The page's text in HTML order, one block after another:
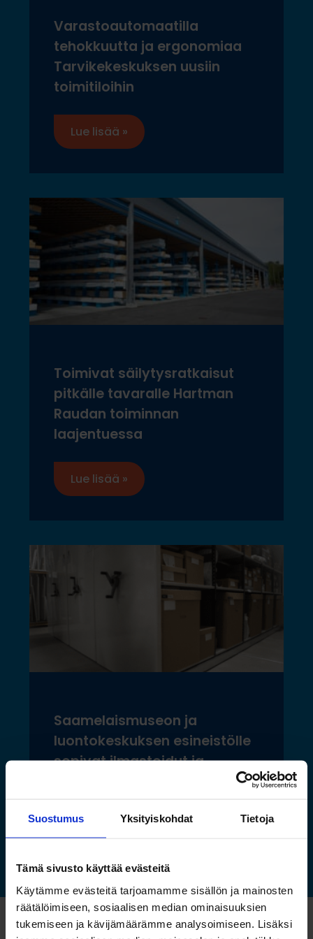
Suostumus Yksityiskohdat Tietoja
Tämä sivusto käyttää evästeitä
Käytämme evästeitä tarjoamamme sisällön ja mainosten
räätälöimiseen, sosiaalisen median ominaisuuksien
tukemiseen ja kävijämäärämme analysoimiseen. Lisäksi
Varastoautomaatilla
tehokkuutta ja ergonomiaa
Tarvikekeskuksen uusiin
toimitiloihin
Lue lisää »
Toimivat säilytysratkaisut
pitkälle tavaralle Hartman
Raudan toiminnan
laajentuessa
Lue lisää »
Saamelaismuseon ja
luontokeskuksen esineistölle
sopivat ilmastoidut ja
Lue lisää »